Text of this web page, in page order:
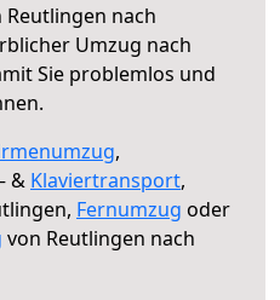
Reutlingen nach
Umzug nach
Sie problemlos und
,
& Klaviertransport,
Fernumzug oder
von Reutlingen nach